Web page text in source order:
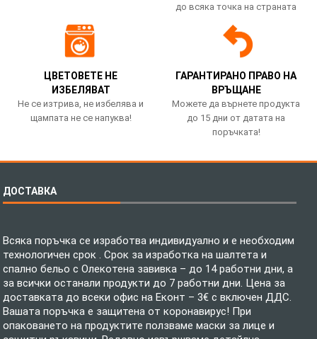
до всяка точка на страната
ЦВЕТОВЕТЕ НЕ
ИЗБЕЛЯВАТ
Не се изтрива, не избелява и
щампата не се напуква!
ГАРАНТИРАНО ПРАВО НА
ВРЪЩАНЕ
Можете да върнете продукта
до 15 дни от датата на
поръчката!
ДОСТАВКА
Всяка поръчка се изработва индивидуално и е необходим
технологичен срок . Срок за изработка на шалтета и
спално бельо с Олекотена завивка – до 14 работни дни, а
за всички останали продукти до 7 работни дни. Цена за
доставката до всеки офис на Еконт – 3€ с включен ДДС.
Вашата поръчка е защитена от коронавирус! При
опаковането на продуктите ползваме маски за лице и